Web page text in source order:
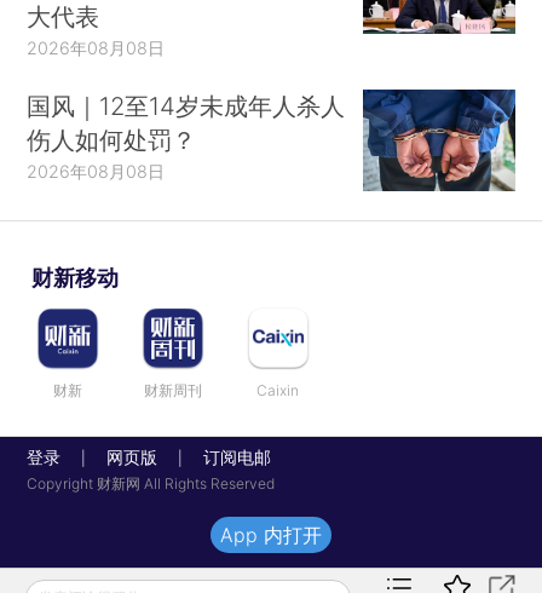
大代表
2026年08月08日
国风｜12至14岁未成年人杀人
伤人如何处罚？
2026年08月08日
财新移动
财新 财新周刊 Caixin
登录 网页版 订阅电邮
Copyright 财新网 All Rights Reserved
App 内打开